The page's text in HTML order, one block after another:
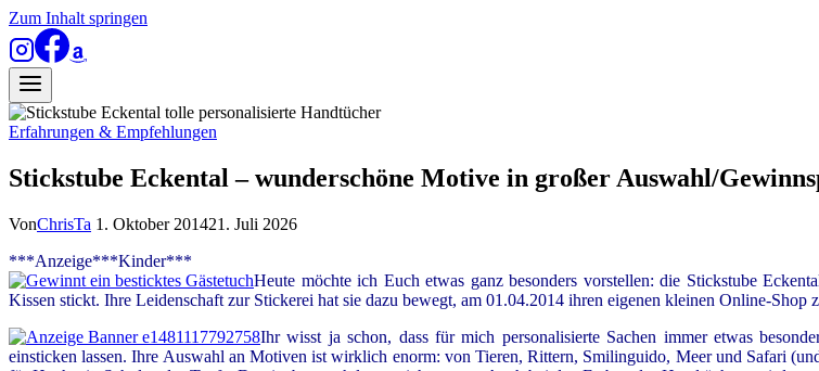
Zum Inhalt springen
Erfahrungen & Empfehlungen
Stickstube Eckental – wunderschöne Motive in großer Auswahl/
VonChrisTa 1. Oktober 201421. Juli 2026
***Anzeige***Kinder***
Heute möchte ich Euch etwas ganz besonders vorstellen: die Stickstube
Kissen stickt. Ihre Leidenschaft zur Stickerei hat sie dazu bewegt, am 01.04.2014 ihren eigenen kleinen Online-
Ihr wisst ja schon, dass für mich personalisierte Sachen immer etwas
einsticken lassen. Ihre Auswahl an Motiven ist wirklich enorm: von Tieren, Rittern, Smilinguido, Meer und Safari